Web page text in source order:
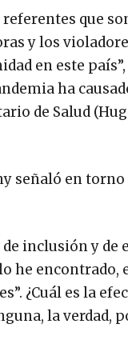
que
y los
en este
ha
de Salud
señaló en torno
inclusión y de
he
¿Cuál es la
la verdad,